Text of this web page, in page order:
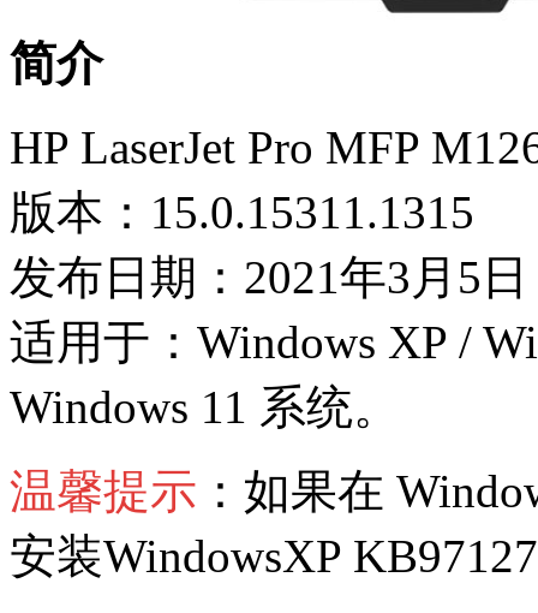
简介
HP LaserJet Pro MFP
版本：15.0.15311.1315
发布日期：2021年3月5日
适用于：Windows XP /
Windows 11 系统。
温馨提示 ：如果在
安装WindowsXP